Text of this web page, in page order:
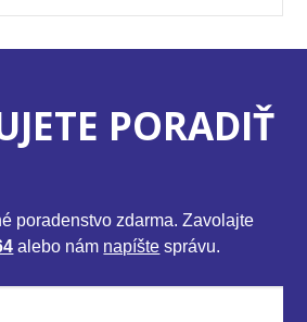
PORADIŤ
poradenstvo zdarma. Zavolajte
alebo nám napíšte správu.